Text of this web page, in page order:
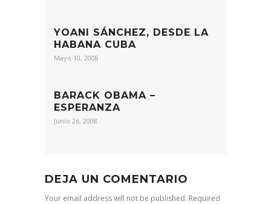
YOANI SÁNCHEZ, DESDE LA
HABANA CUBA
Mayo 10, 2008
BARACK OBAMA –
ESPERANZA
Junio 26, 2008
DEJA UN COMENTARIO
Your email address will not be published. Required